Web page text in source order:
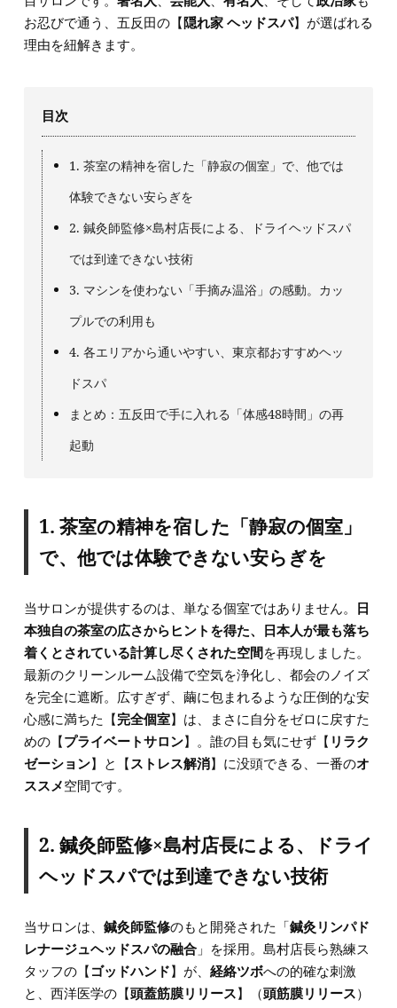
お忍びで通う、五反田の【隠れ家 ヘッドスパ】が選ばれる
理由を紐解きます。
目次
1. 茶室の精神を宿した「静寂の個室」で、他では
体験できない安らぎを
2. 鍼灸師監修×島村店長による、ドライヘッドスパ
では到達できない技術
3. マシンを使わない「手摘み温浴」の感動。カッ
プルでの利用も
4. 各エリアから通いやすい、東京都おすすめヘッ
ドスパ
まとめ：五反田で手に入れる「体感48時間」の再
起動
1. 茶室の精神を宿した「静寂の個室」
で、他では体験できない安らぎを
当サロンが提供するのは、単なる個室ではありません。 日
本独自の茶室の広さからヒントを得た、日本人が最も落ち
着くとされている計算し尽くされた空間を再現しました。
最新のクリーンルーム設備で空気を浄化し、都会のノイズ
を完全に遮断。広すぎず、繭に包まれるような圧倒的な安
心感に満ちた【完全個室】は、まさに自分をゼロに戻すた
めの【プライベートサロン】。誰の目も気にせず【 リラク
ゼーション】と【ストレス解消】に没頭できる、一番のオ
ススメ空間です。
2. 鍼灸師監修×島村店長による、ドライ
ヘッドスパでは到達できない技術
当サロンは、 鍼灸師監修のもと開発された「鍼灸リンパド
レナージュヘッドスパの融合」を採用。島村店長ら熟練ス
タッフの【 ゴッドハンド】が、 経絡ツボへの的確な刺激
と、西洋医学の【頭蓋筋膜リリース】（頭筋膜リリース）